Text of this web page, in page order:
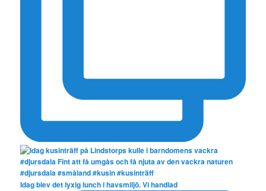
Idag blev det lyxig lunch i havsmiljö. Vi handlad